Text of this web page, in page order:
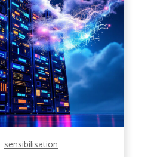
sensibilisation